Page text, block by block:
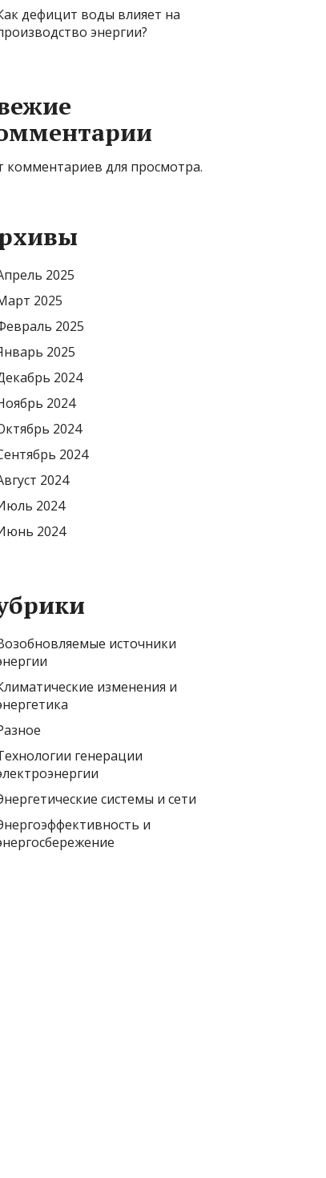
дефицит воды влияет на
энергии?
комментариев для просмотра.
2025
2025
2025
2025
2024
2024
2024
2024
2024
2024
2024
источники
изменения и
генерации
системы и сети
и